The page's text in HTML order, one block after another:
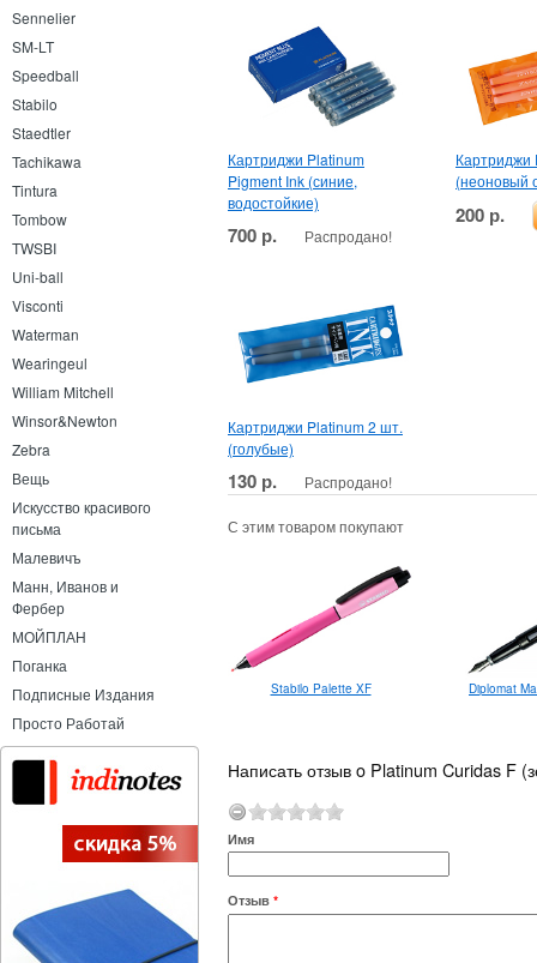
Sennelier
SM-LT
Speedball
Stabilo
Staedtler
Tachikawa
Tintura
Tombow
TWSBI
Uni-ball
Visconti
Waterman
Wearingeul
William Mitchell
Winsor&Newton
Zebra
Вещь
Искусство красивого
письма
Малевичъ
Манн, Иванов и
Фербер
МОЙПЛАН
Поганка
Подписные Издания
Просто Работай
Картриджи Platinum
Pigment Ink (синие,
водостойкие)
700 р. Распродано!
Картриджи
(неоновый
200 р.
Картриджи Platinum 2 шт.
(голубые)
130 р. Распродано!
С этим товаром покупают
Stabilo Palette XF Diplomat
Написать отзыв o Platinum Curidas F
Имя
Отзыв *